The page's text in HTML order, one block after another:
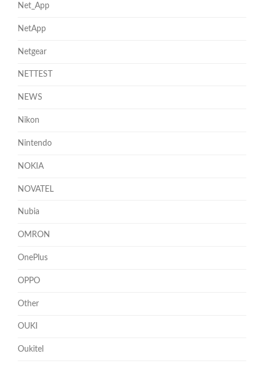
Net_App
NetApp
Netgear
NETTEST
NEWS
Nikon
Nintendo
NOKIA
NOVATEL
Nubia
OMRON
OnePlus
OPPO
Other
OUKI
Oukitel